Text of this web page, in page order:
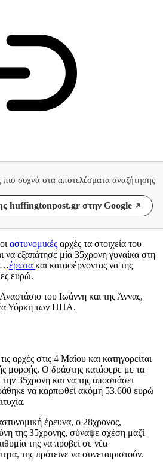
πιο συχνά στα αποτελέσματα αναζήτησης
huffingtonpost.gr στην Google
αστυνομικές αρχές τα στοιχεία του
να εξαπάτησε μία 35χρονη γυναίκα στη
έρωτα και καταφέρνοντας να της
ευρώ.
του Ιωάννη και της Άννας,
Υόρκη των ΗΠΑ.
αρχές στις 4 Μαΐου και κατηγορείται
μορφής. Ο δράστης κατάφερε με τα
35χρονη και να της αποσπάσει
να καρπωθεί ακόμη 53.600 ευρώ
έρευνα, ο 28χρονος,
της 35χρονης, σύναψε σχέση μαζί
της να προβεί σε νέα
της πρότεινε να συνεταιριστούν.